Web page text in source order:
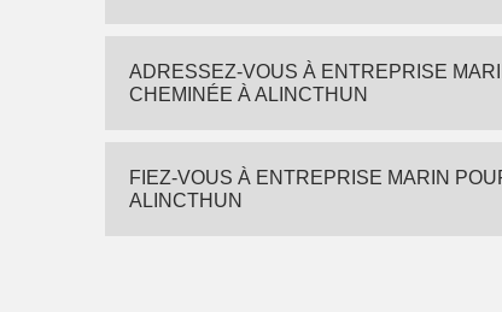
ADRESSEZ-VOUS À ENTREPRISE
CHEMINÉE À ALINCTHUN
FIEZ-VOUS À ENTREPRISE MARIN
ALINCTHUN